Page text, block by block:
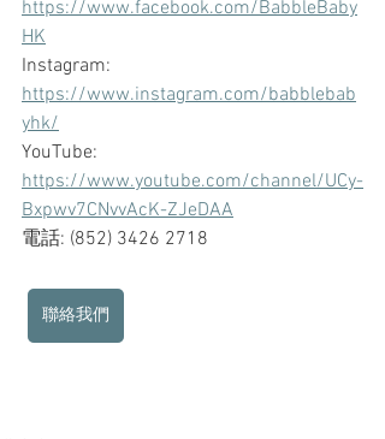
https://www.facebook.com/BabbleBaby
HK
Instagram:
https://www.instagram.com/babblebab
yhk/
YouTube:
https://www.youtube.com/channel/UCy-
Bxpwv7CNvvAcK-ZJeDAA
電話: (852) 3426 2718
聯絡我們